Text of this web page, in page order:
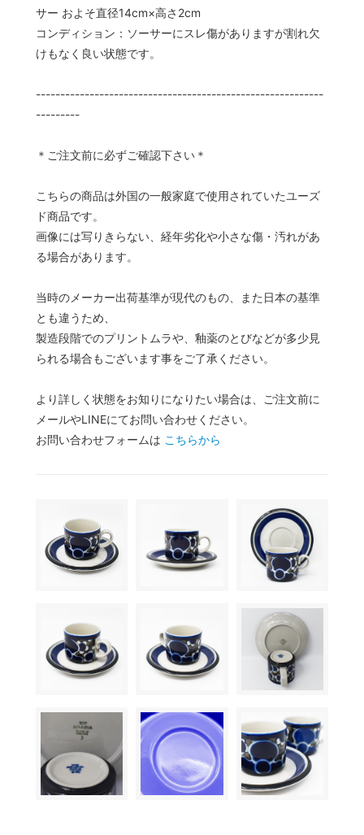
サー およそ直径14cm×高さ2cm
コンディション：ソーサーにスレ傷がありますが割れ欠
けもなく良い状態です。
-----------------------------------------------------------
---------
＊ご注文前に必ずご確認下さい＊
こちらの商品は外国の一般家庭で使用されていたユーズ
ド商品です。
画像には写りきらない、経年劣化や小さな傷・汚れがあ
る場合があります。
当時のメーカー出荷基準が現代のもの、また日本の基準
とも違うため、
製造段階でのプリントムラや、釉薬のとびなどが多少見
られる場合もございます事をご了承ください。
より詳しく状態をお知りになりたい場合は、ご注文前に
メールやLINEにてお問い合わせください。
お問い合わせフォームは こちらから